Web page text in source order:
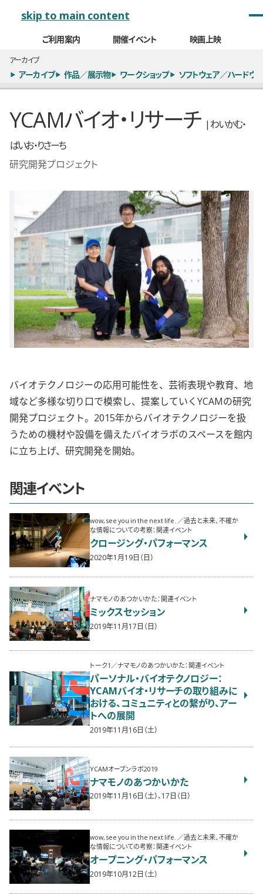
skip to main content
ご利用案内 開催イベント 映画上映
アーカイブ
アーカイブ 作品／展示物 ワークショップ ソフトウェア／ハードウ
YCAMバイオ・リサーチ | わいかむ・
ばいお・りさーち
研究開発プロジェクト
バイオテクノロジーの応用可能性を、芸術表現や教育、地
域など多様な切り口で模索し、提案していくYCAMの研究
開発プロジェクト。2015年からバイオテクノロジーを扱
うための機材や設備を備えたバイオラボのスペースを館内
に立ち上げ、研究開発を開始。
関連イベント
wow, see you in the next life. ／過去と未来、不確か
な情報についての考察：関連イベント
クロージング・パフォーマンス
2020年1月19日（日）
ナマモノのあつかいかた：関連イベント
ミックスセッション
2019年11月17日（日）
トーク1／ナマモノのあつかいかた：関連イベント
パーソナル・バイオテクノロジー：
YCAMバイオ・リサーチの取り組みに
おける、コミュニティとの繋がり、アー
トへの展開
2019年11月16日（土）
YCAMオープンラボ2019
ナマモノのあつかいかた
2019年11月16日（土）、17日（日）
wow, see you in the next life. ／過去と未来、不確か
な情報についての考察：関連イベント
オープニング・パフォーマンス
2019年10月12日（土）